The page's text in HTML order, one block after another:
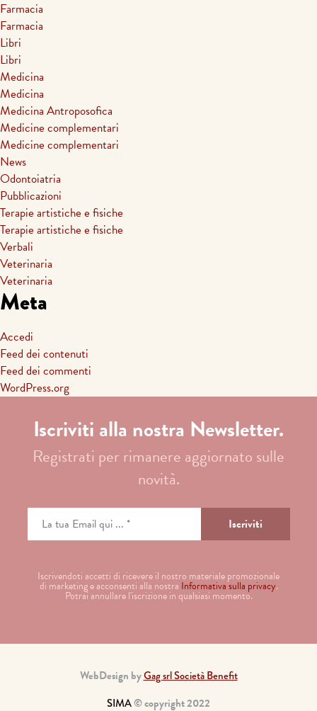
Farmacia
Farmacia
Libri
Libri
Medicina
Medicina
Medicina Antroposofica
Medicine complementari
Medicine complementari
News
Odontoiatria
Pubblicazioni
Terapie artistiche e fisiche
Terapie artistiche e fisiche
Verbali
Veterinaria
Veterinaria
Meta
Accedi
Feed dei contenuti
Feed dei commenti
WordPress.org
Iscriviti alla nostra Newsletter.
Registrati per rimanere aggiornato sulle
novità.
Iscrivendoti accetti di ricevere il nostro materiale promozionale
di marketing e acconsenti alla nostra Informativa sulla privacy.
Potrai annullare l'iscrizione in qualsiasi momento.
WebDesign byGag srl Società Benefit
SIMA© copyright 2022